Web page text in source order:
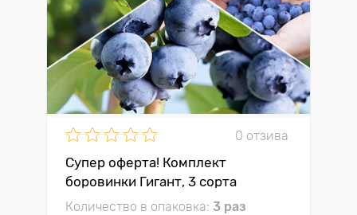
0 отзива
Супер оферта! Комплект
боровинки Гигант, 3 сорта
Количество в опаковка: 3 раз